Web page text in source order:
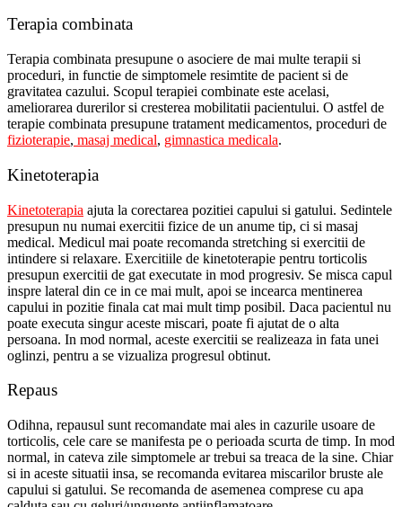
Terapia combinata
Terapia combinata presupune o asociere de mai multe terapii si
proceduri, in functie de simptomele resimtite de pacient si de
gravitatea cazului. Scopul terapiei combinate este acelasi,
ameliorarea durerilor si cresterea mobilitatii pacientului. O astfel de
terapie combinata presupune tratament medicamentos, proceduri de
fizioterapie, masaj medical, gimnastica medicala.
Kinetoterapia
Kinetoterapia ajuta la corectarea pozitiei capului si gatului. Sedintele
presupun nu numai exercitii fizice de un anume tip, ci si masaj
medical. Medicul mai poate recomanda stretching si exercitii de
intindere si relaxare. Exercitiile de kinetoterapie pentru torticolis
presupun exercitii de gat executate in mod progresiv. Se misca capul
inspre lateral din ce in ce mai mult, apoi se incearca mentinerea
capului in pozitie finala cat mai mult timp posibil. Daca pacientul nu
poate executa singur aceste miscari, poate fi ajutat de o alta
persoana. In mod normal, aceste exercitii se realizeaza in fata unei
oglinzi, pentru a se vizualiza progresul obtinut.
Repaus
Odihna, repausul sunt recomandate mai ales in cazurile usoare de
torticolis, cele care se manifesta pe o perioada scurta de timp. In mod
normal, in cateva zile simptomele ar trebui sa treaca de la sine. Chiar
si in aceste situatii insa, se recomanda evitarea miscarilor bruste ale
capului si gatului. Se recomanda de asemenea comprese cu apa